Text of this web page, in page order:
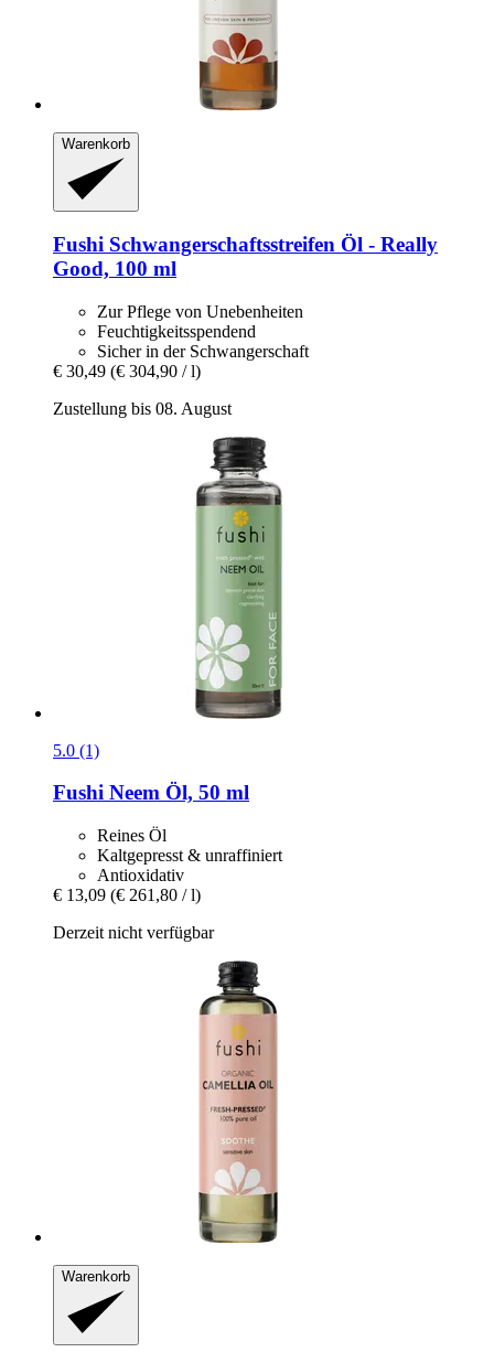
Warenkorb
Fushi Schwangerschaftsstreifen Öl -​ Really
Good, 100 ml
Zur Pflege von Unebenheiten
Feuchtigkeitsspendend
Sicher in der Schwangerschaft
€ 30,49 (€ 304,90 / l)
Zustellung bis 08. August
5.0 (1)
Fushi Neem Öl, 50 ml
Reines Öl
Kaltgepresst & unraffiniert
Antioxidativ
€ 13,09 (€ 261,80 / l)
Derzeit nicht verfügbar
Warenkorb